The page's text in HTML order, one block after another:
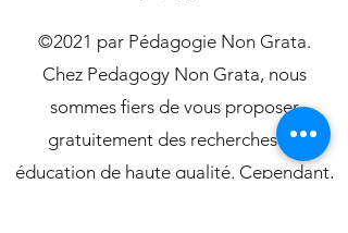
©2021 par Pédagogie Non Grata.
Chez Pedagogy Non Grata, nous
sommes fiers de vous proposer
gratuitement des recherches en
éducation de haute qualité. Cependant,